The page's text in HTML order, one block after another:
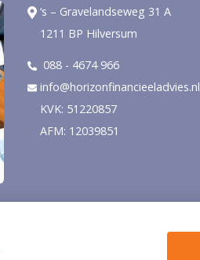
‘s – Gravelandseweg 31 A
1211 BP Hilversum
088 - 4674 966
info@horizonfinancieeladvies.nl
KVK: 51220857
AFM: 12039851